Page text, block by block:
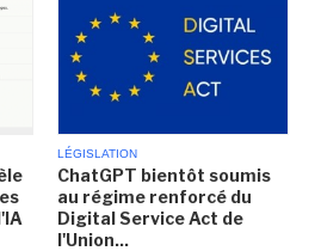
LÉGISLATION
ChatGPT bientôt soumis
au régime renforcé du
Digital Service Act de
l'Union...